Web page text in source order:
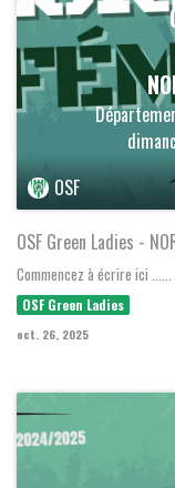
OSF
OSF Green Ladies -
Commencez à écrire ici ......
OSF Green Ladies
oct. 26, 2025